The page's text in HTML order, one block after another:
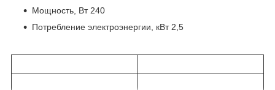
Мощность, Вт 240
Потребление электроэнергии, кВт 2,5